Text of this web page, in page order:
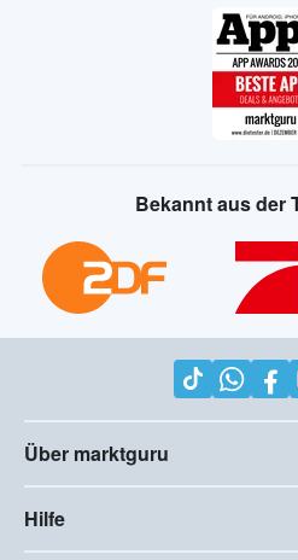
Bekannt aus der
Über marktguru
Hilfe